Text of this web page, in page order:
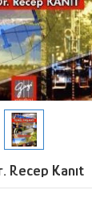
Recep Kanıt